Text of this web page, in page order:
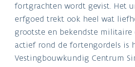
fortgrachten wordt gevist. Het
erfgoed trekt ook heel wat
grootste en bekendste
actief rond de fortengordels is
Vestingbouwkundig Centrum